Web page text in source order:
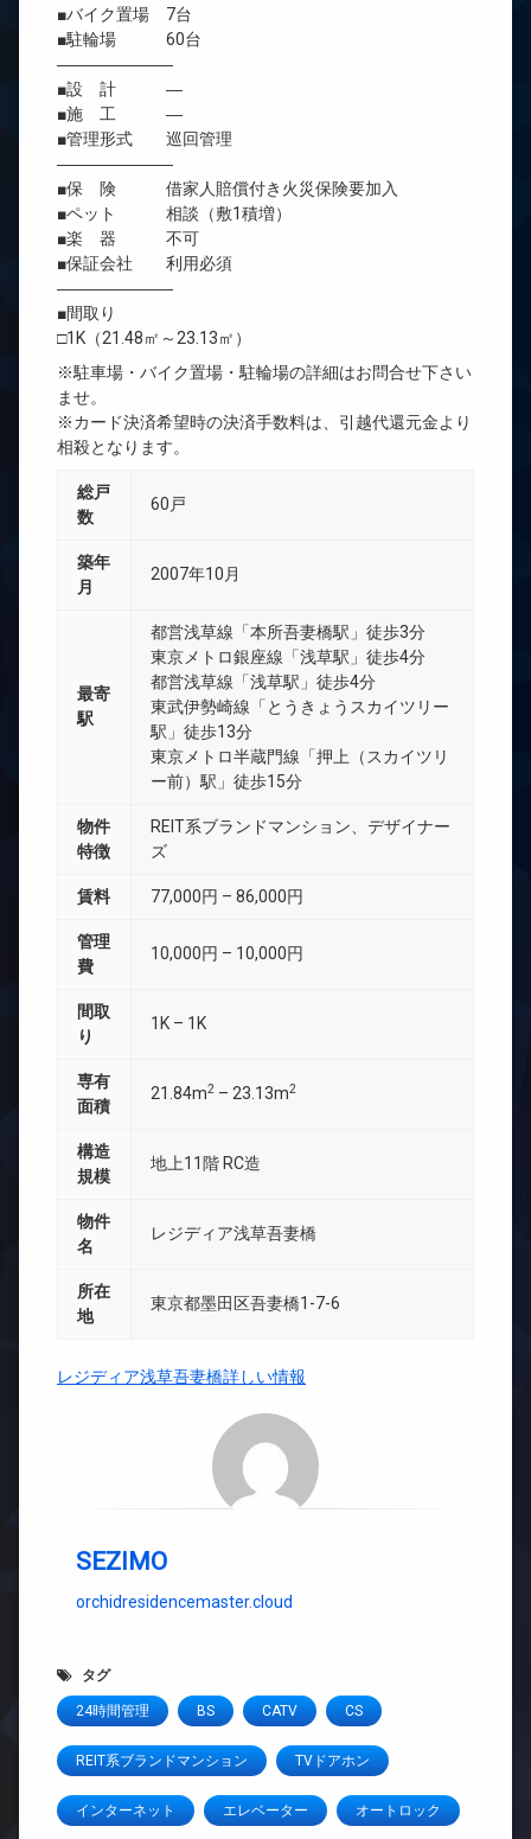
■バイク置場 7台
■駐輪場 60台
―――――――
■設 計 ―
■施 工 ―
■管理形式 巡回管理
―――――――
■保 険 借家人賠償付き火災保険要加入
■ペット 相談（敷1積増）
■楽 器 不可
■保証会社 利用必須
―――――――
■間取り
□1K（21.48㎡～23.13㎡）
※駐車場・バイク置場・駐輪場の詳細はお問合せ下さい
ませ。
※カード決済希望時の決済手数料は、引越代還元金より
相殺となります。
総戸
数
60戸
築年
月
2007年10月
最寄
駅
都営浅草線「本所吾妻橋駅」徒歩3分
東京メトロ銀座線「浅草駅」徒歩4分
都営浅草線「浅草駅」徒歩4分
東武伊勢崎線「とうきょうスカイツリー
駅」徒歩13分
東京メトロ半蔵門線「押上（スカイツリ
ー前）駅」徒歩15分
物件
特徴
REIT系ブランドマンション、デザイナー
ズ
賃料 77,000円 – 86,000円
管理
費
10,000円 – 10,000円
間取
り
1K – 1K
専有
面積
21.84m2 – 23.13m2
構造
規模
地上11階 RC造
物件
名
レジディア浅草吾妻橋
所在
地
東京都墨田区吾妻橋1-7-6
レジディア浅草吾妻橋詳しい情報
SEZIMO
orchidresidencemaster.cloud
タグ
24時間管理 BS CATV CS
REIT系ブランドマンション TVドアホン
インターネット エレベーター オートロック